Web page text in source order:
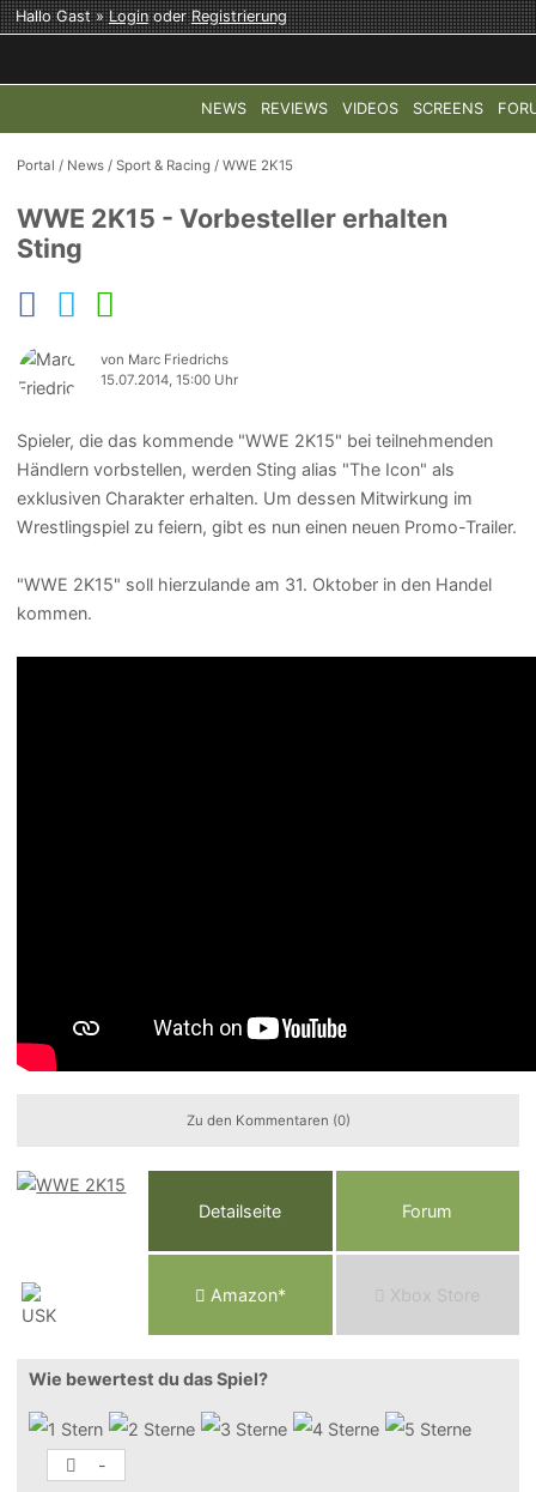
Hallo Gast »LoginoderRegistrierung
NEWS REVIEWS VIDEOS SCREENS
COD: MODERN WARFARE 4 HALO:
Portal / News /Sport & Racing /WWE 2K15
WWE 2K15 - Vorbesteller erhalten
Sting
von Marc Friedrichs
15.07.2014, 15:00 Uhr
Spieler, die das kommende "WWE 2K15" bei teilnehmenden
Händlern vorbstellen, werden Sting alias "The Icon" als
exklusiven Charakter erhalten. Um dessen Mitwirkung im
Wrestlingspiel zu feiern, gibt es nun einen neuen Promo-Trailer.
"WWE 2K15" soll hierzulande am 31. Oktober in den Handel
kommen.
Zu den Kommentaren (0)
Detailseite Forum
Amazon* Xbox Store
Wie bewertest du das Spiel?
-